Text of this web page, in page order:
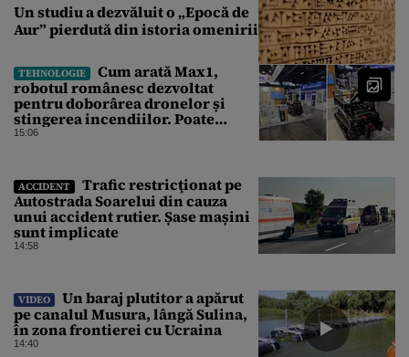
Un studiu a dezvăluit o „Epocă de
Aur” pierdută din istoria omenirii
TEHNOLOGIE
Cum arată Max1,
robotul românesc dezvoltat
pentru doborârea dronelor și
stingerea incendiilor. Poate
transporta încărcături de până la
15:06
ACCIDENT
Trafic restricţionat pe
Autostrada Soarelui din cauza
unui accident rutier. Șase mașini
sunt implicate
14:58
VIDEO
Un baraj plutitor a apărut
pe canalul Musura, lângă Sulina,
în zona frontierei cu Ucraina
14:40